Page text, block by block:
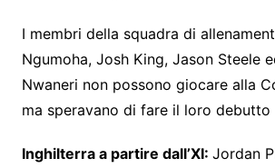
I membri della squadra di
Ngumoha, Josh King, Jason Steele
Nwaneri non possono giocare alla
ma speravano di fare il loro debutto
Inghilterra a partire dall’XI: Jordan